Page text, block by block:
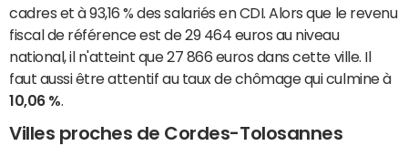
cadres et à 93,16 % des salariés en CDI. Alors que le revenu
fiscal de référence est de 29 464 euros au niveau
national, il n'atteint que 27 866 euros dans cette ville. Il
faut aussi être attentif au taux de chômage qui culmine à
10,06 %
Villes proches de Cordes-Tolosannes